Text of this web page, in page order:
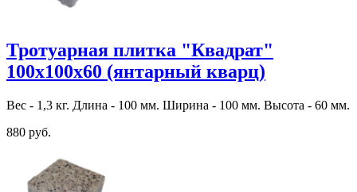
Тротуарная плитка "Квадрат"
100х100х60 (янтарный кварц)
Вес - 1,3 кг. Длина - 100 мм. Ширина - 100 мм. Высота - 60 мм.
880 руб.